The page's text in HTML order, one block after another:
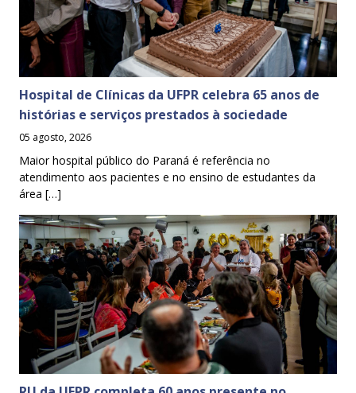
Hospital de Clínicas da UFPR celebra 65 anos de
histórias e serviços prestados à sociedade
05 agosto, 2026
Maior hospital público do Paraná é referência no
atendimento aos pacientes e no ensino de estudantes da
área […]